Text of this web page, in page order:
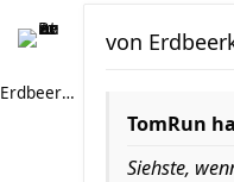
Erdbeerkeks
von
TomRun
Siehste,